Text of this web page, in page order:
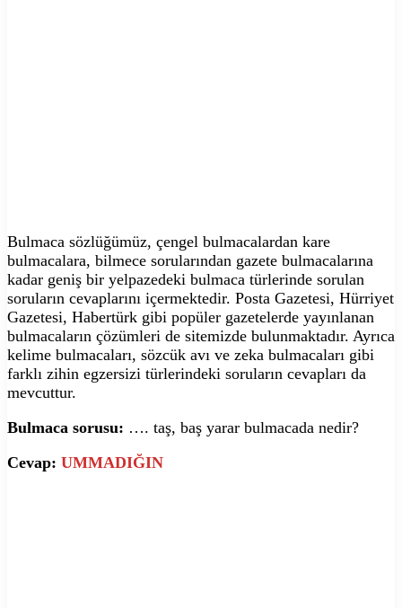
Bulmaca sözlüğümüz, çengel bulmacalardan kare
bulmacalara, bilmece sorularından gazete bulmacalarına
kadar geniş bir yelpazedeki bulmaca türlerinde sorulan
soruların cevaplarını içermektedir. Posta Gazetesi, Hürriyet
Gazetesi, Habertürk gibi popüler gazetelerde yayınlanan
bulmacaların çözümleri de sitemizde bulunmaktadır. Ayrıca
kelime bulmacaları, sözcük avı ve zeka bulmacaları gibi
farklı zihin egzersizi türlerindeki soruların cevapları da
mevcuttur.
Bulmaca sorusu: …. taş, baş yarar bulmacada nedir?
Cevap: UMMADIĞIN